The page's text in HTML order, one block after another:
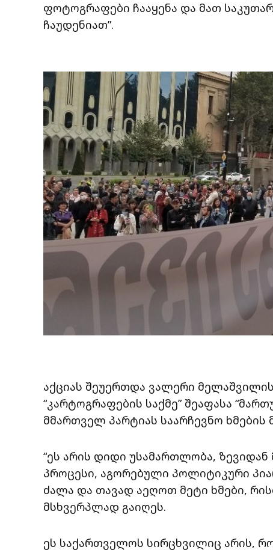
ფოტოგრაფები ჩააყენა და მათ
ჩაუდენიათ”.
აქციას შეუერთდა ვალერი
“კარტოგრაფების საქმე” შეაფასა
მმართველ პარტიას საარჩევნო ხმების
“ეს არის დიდი უსამართლობა,
პროცესი, აგორებული პოლიტიკური
ძალა და თავად აეღოთ მეტი ხმები,
მსხვერპლად გაიღეს.
ეს საქართველოს სირცხვილიც არის,